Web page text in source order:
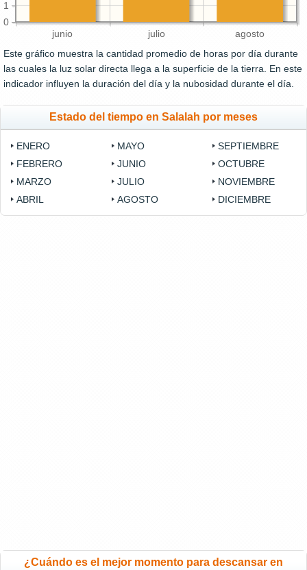
junio julio agosto
0
1
Este gráfico muestra la cantidad promedio de horas por día durante
las cuales la luz solar directa llega a la superficie de la tierra. En este
indicador influyen la duración del día y la nubosidad durante el día.
Estado del tiempo en Salalah por meses
ENERO
FEBRERO
MARZO
ABRIL
MAYO
JUNIO
JULIO
AGOSTO
SEPTIEMBRE
OCTUBRE
NOVIEMBRE
DICIEMBRE
¿Cuándo es el mejor momento para descansar en